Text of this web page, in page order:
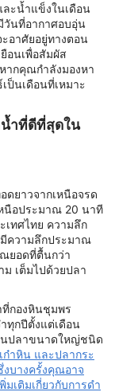
ละน้ำแข็งในเดือน
วันที่อากาศอบอุ่น
อาศัยอยู่ทางตอน
อนเพื่อสัมผัส
ากคุณกำลังมองหา
ป็นเดือนที่เหมาะ
น้ำที่ดีที่สุดใน
ยาวจากเหนือจรด
หนือประมาณ 20 นาที
เทศไทย ความลึก
ความลึกประมาณ
ณยอดที่ตื้นกว่า
เต็มไปด้วยปลา
กองหินชุมพร
ทุกปีตั้งแต่เดือน
นปลาขนาดใหญ่ชนิด
ก๋าหิน และปลากระ
บางครั้งคุณอาจ
เติมเกี่ยวกับการดำ